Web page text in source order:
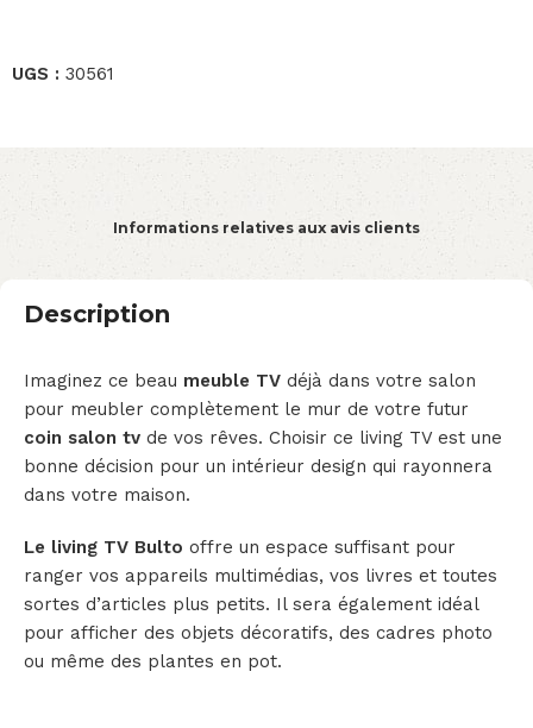
UGS : 30561
Informations relatives aux avis clients
Description
Imaginez ce beau meuble TV déjà dans votre salon
pour meubler complètement le mur de votre futur
coin salon tv de vos rêves. Choisir ce living TV est une
bonne décision pour un intérieur design qui rayonnera
dans votre maison.
Le living TV Bulto offre un espace suffisant pour
ranger vos appareils multimédias, vos livres et toutes
sortes d’articles plus petits. Il sera également idéal
pour afficher des objets décoratifs, des cadres photo
ou même des plantes en pot.